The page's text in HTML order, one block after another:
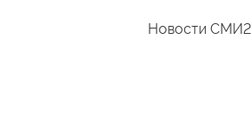
Новости СМИ2